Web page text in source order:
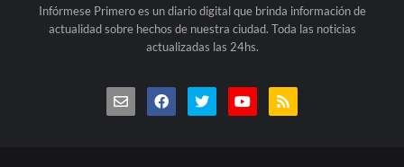
Infórmese Primero es un diario digital que brinda información de
actualidad sobre hechos de nuestra ciudad. Toda las noticias
actualizadas las 24hs.